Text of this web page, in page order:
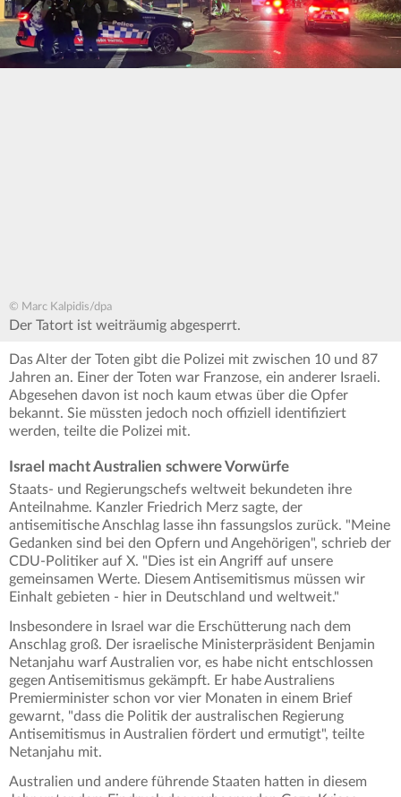
© Marc Kalpidis/dpa
Der Tatort ist weiträumig abgesperrt.
Das Alter der Toten gibt die Polizei mit zwischen 10 und 87
Jahren an. Einer der Toten war Franzose, ein anderer Israeli.
Abgesehen davon ist noch kaum etwas über die Opfer
bekannt. Sie müssten jedoch noch offiziell identifiziert
werden, teilte die Polizei mit.
Israel macht Australien schwere Vorwürfe
Staats- und Regierungschefs weltweit bekundeten ihre
Anteilnahme. Kanzler Friedrich Merz sagte, der
antisemitische Anschlag lasse ihn fassungslos zurück. "Meine
Gedanken sind bei den Opfern und Angehörigen", schrieb der
CDU-Politiker auf X. "Dies ist ein Angriff auf unsere
gemeinsamen Werte. Diesem Antisemitismus müssen wir
Einhalt gebieten - hier in Deutschland und weltweit."
Insbesondere in Israel war die Erschütterung nach dem
Anschlag groß. Der israelische Ministerpräsident Benjamin
Netanjahu warf Australien vor, es habe nicht entschlossen
gegen Antisemitismus gekämpft. Er habe Australiens
Premierminister schon vor vier Monaten in einem Brief
gewarnt, "dass die Politik der australischen Regierung
Antisemitismus in Australien fördert und ermutigt", teilte
Netanjahu mit.
Australien und andere führende Staaten hatten in diesem